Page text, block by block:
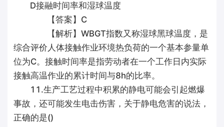
D接融时间率和湿球温度
【答案】C
【解析】WBGT指数又称湿球黑球温度，是
综合评价人体接触作业环境热负荷的一个基本参量单
位为C。接触时间率是指劳动者在一个工作日内实际
接触高温作业的累计时间与8h的比率。
11.生产工艺过程中积累的静电可能会引起燃爆
事故，还可能发生电击伤害，关于静电危害的说法，
正确的是()